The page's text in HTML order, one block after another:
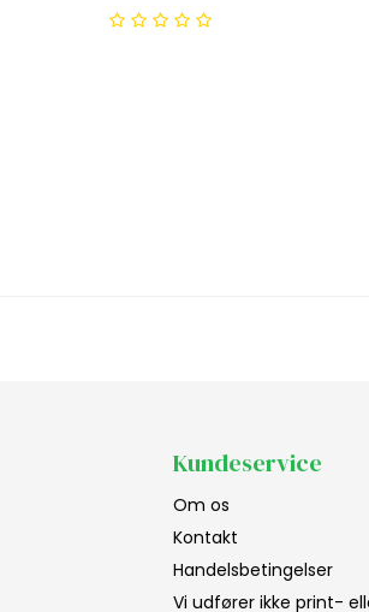
Kundeservice
Om os
Kontakt
Handelsbetingelser
Vi udfører ikke print-